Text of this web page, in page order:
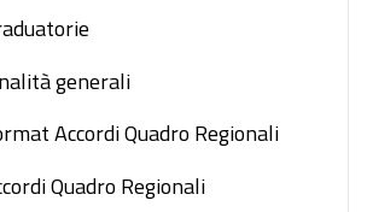
generali
Accordi Quadro Regionali
Quadro Regionali